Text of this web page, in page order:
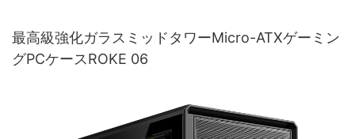
最高級強化ガラスミッドタワーMicro-ATXゲーミン
グPCケースROKE 06